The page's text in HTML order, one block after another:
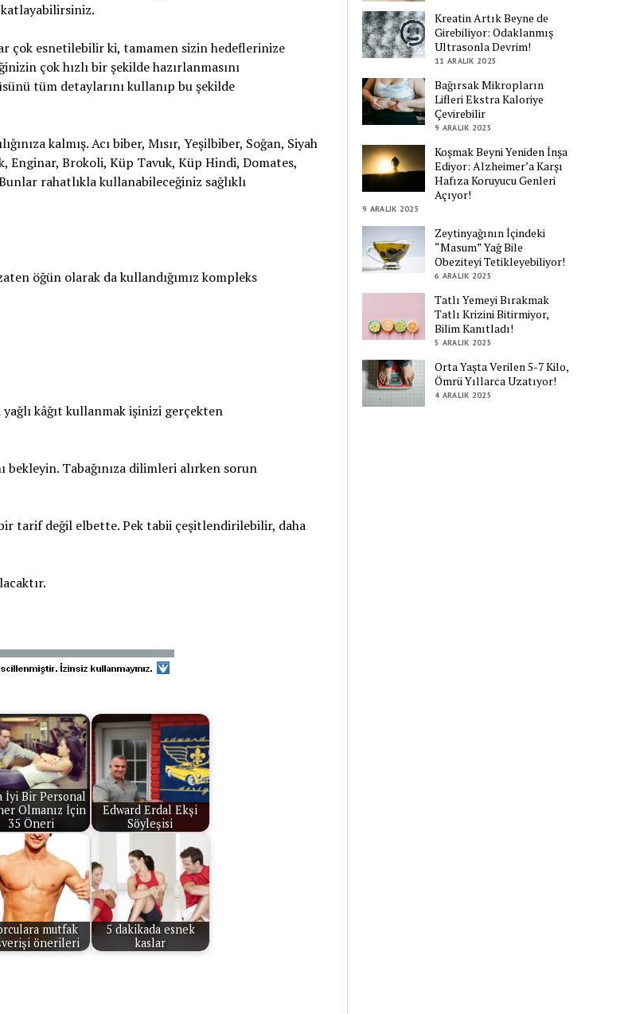
çok esnetilebilir ki, tamamen sizin hedeflerinize
çok hızlı bir şekilde hazırlanmasını
tüm detaylarını kullanıp bu şekilde
kalmış. Acı biber, Mısır, Yeşilbiber, Soğan, Siyah
Enginar, Brokoli, Küp Tavuk, Küp Hindi, Domates,
rahatlıkla kullanabileceğiniz sağlıklı
öğün olarak da kullandığımız kompleks
kâğıt kullanmak işinizi gerçekten
bekleyin. Tabağınıza dilimleri alırken sorun
tarif değil elbette. Pek tabii çeşitlendirilebilir, daha
İyi Bir Personal
Olmanız İçin
35 Öneri
Edward Erdal Ekşi
Söyleşisi
mutfak
önerileri
5 dakikada esnek
kaslar
Kreatin Artık Beyne de
Girebiliyor: Odaklanmış
Ultrasonla Devrim!
11 ARALIK 2025
Bağırsak Mikropların
Lifleri Ekstra Kaloriye
Çevirebilir
9 ARALIK 2025
Koşmak Beyni Yeniden İnşa
Ediyor: Alzheimer’a Karşı
Hafıza Koruyucu Genleri
Açıyor!
9 ARALIK 2025
Zeytinyağının İçindeki
“Masum” Yağ Bile
Obeziteyi Tetikleyebiliyor!
6 ARALIK 2025
Tatlı Yemeyi Bırakmak
Tatlı Krizini Bitirmiyor,
Bilim Kanıtladı!
5 ARALIK 2025
Orta Yaşta Verilen 5-7 Kilo,
Ömrü Yıllarca Uzatıyor!
4 ARALIK 2025